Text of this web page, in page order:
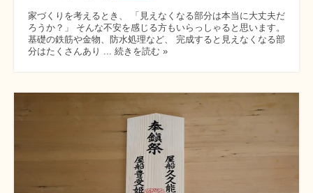
家づくりを考えるとき、 「見えなくなる部分は本当に大丈夫だ
ろうか？」 そんな不安を感じる方もいらっしゃると思います。
基礎の鉄筋や金物、防水処理など、 完成すると見えなくなる部
分はたくさんあり ... 続きを読む »